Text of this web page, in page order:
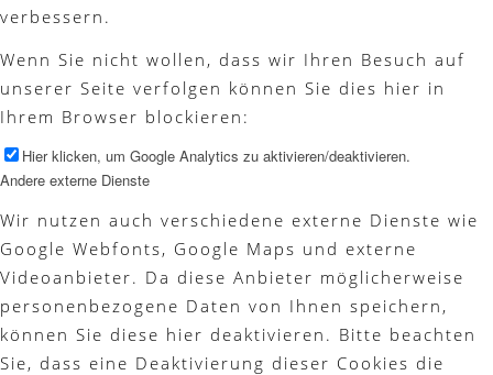
verbessern.
Wenn Sie nicht wollen, dass wir Ihren Besuch auf
unserer Seite verfolgen können Sie dies hier in
Ihrem Browser blockieren:
Hier klicken, um Google Analytics zu aktivieren/deaktivieren.
Andere externe Dienste
Wir nutzen auch verschiedene externe Dienste wie
Google Webfonts, Google Maps und externe
Videoanbieter. Da diese Anbieter möglicherweise
personenbezogene Daten von Ihnen speichern,
können Sie diese hier deaktivieren. Bitte beachten
Sie, dass eine Deaktivierung dieser Cookies die